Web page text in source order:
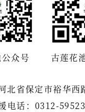
众号 古莲花
北省保定市裕华西
电话：0312-